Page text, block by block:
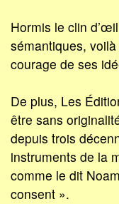
Hormis le clin
sémantiques,
courage de ses
De plus, Les
être sans
depuis trois
instruments de la
comme le dit
consent ».